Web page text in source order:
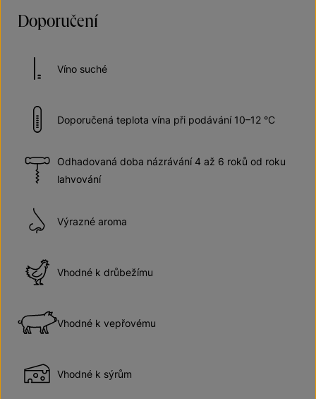
Doporučení
Víno suché
Doporučená teplota vína při podávání 10–12 °C
Odhadovaná doba názrávání 4 až 6 roků od roku
lahvování
Výrazné aroma
Vhodné k drůbežímu
Vhodné k vepřovému
Vhodné k sýrům